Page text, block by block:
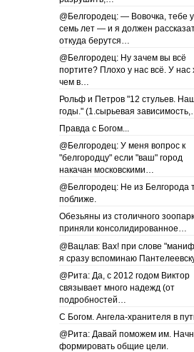
@Белгородец: — Вовочка, тебе
семь лет — и я должен
откуда берутся…
@Белгородец: Ну зачем вы всё
портите? Плохо у нас всё. У нас
чем в…
Рольф и Петров "12 стульев.
годы." (1.сырьевая
Правда с Богом...
@Белгородец: У меня вопрос к
"белгородцу" если "ваш" город
накачан московскими…
@Белгородец: Не из Белгорода
поближе.
Обезьяны из столичного
приняли консолидированное…
@Вацлав: Вах! при слове
я сразу вспоминаю
@Рита: Да, с 2012 годом Виктор
связывает много надежд (от
подробностей…
С Богом. Ангела-хранителя в
@Рита: Давай поможем им.
формировать общие цели.